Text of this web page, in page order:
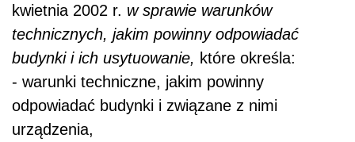
kwietnia 2002 r. w sprawie warunków
technicznych, jakim powinny odpowiadać
budynki i ich usytuowanie, które określa:
- warunki techniczne, jakim powinny
odpowiadać budynki i związane z nimi
urządzenia,